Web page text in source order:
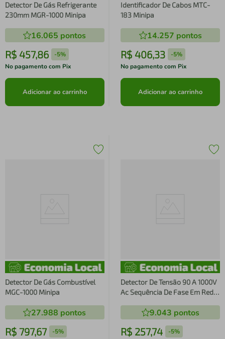
Detector De Gás Refrigerante
230mm MGR-1000 Minipa
16.065 pontos
R$ 457,86 -5%
No pagamento com Pix
Adicionar ao carrinho
Identificador De Cabos MTC-
183 Minipa
14.257 pontos
R$ 406,33 -5%
No pagamento com Pix
Adicionar ao carrinho
Detector De Gás Combustível
MGC-1000 Minipa
27.988 pontos
R$ 797,67 -5%
Detector De Tensão 90 A 1000V
Ac Sequência De Fase Em Rede
9.043 pontos
R$ 257,74 -5%